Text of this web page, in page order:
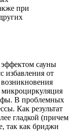
при
сауны
избавления от
микроциркуляция
В проблемных
Как результат
гладкой (причем
так как бриджи